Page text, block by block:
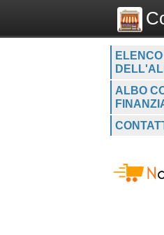
ALBO